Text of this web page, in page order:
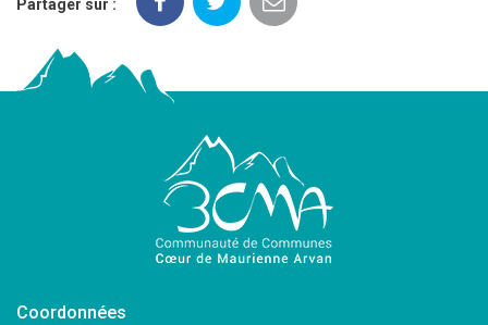
Partager sur :
Coordonnées